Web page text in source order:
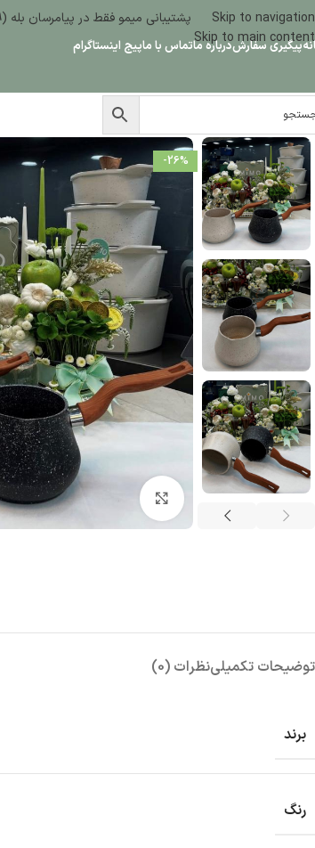
Skip to navigation
Skip to main content
پشتیبانی میمو فقط در پیامرسان بله (9الی17): 09386346324
پیگیری سفارشدرباره ماتماس با ماپیج اینستاگرام
-26%
بزرگنمایی تصویر
توضیحات تکمیلینظرات (0)
برند
رنگ